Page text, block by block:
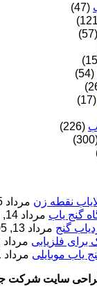
(47)
(57)
(54)
(17)
(226)
نقطه زن مرداد 15, 1405
گنج یاب مرداد 14, 1405
گنج مرداد 13, 1405
برای فلزیابی مرداد 12, 1405
یاب موبایلی مرداد 11, 1405
سایت شرکت